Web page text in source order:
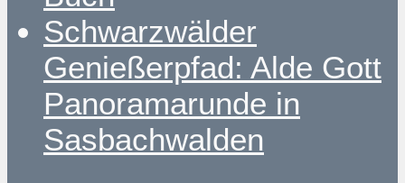
Schwarzwälder
Genießerpfad: Alde Gott
Panoramarunde in
Sasbachwalden